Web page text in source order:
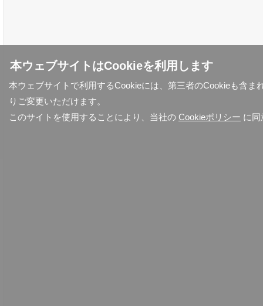
本ウェブサイトはCookieを利用します
本ウェブサイトで利用するCookieには、第三者のCookieも含
りご変更いただけます。
このサイトを使用することにより、当社の Cookieポリシー に